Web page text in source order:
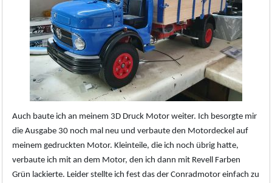
Auch baute ich an meinem 3D Druck Motor weiter. Ich besorgte mir
die Ausgabe 30 noch mal neu und verbaute den Motordeckel auf
meinem gedruckten Motor. Kleinteile, die ich noch übrig hatte,
verbaute ich mit an dem Motor, den ich dann mit Revell Farben
Grün lackierte. Leider stellte ich fest das der Conradmotor einfach zu